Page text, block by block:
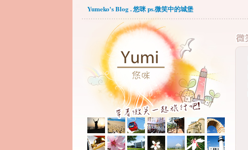
Yumeko's Blog . 悠咪 ps.微笑中的城堡